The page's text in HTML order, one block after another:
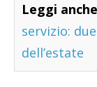
Leggi
servizio:
dell’estate